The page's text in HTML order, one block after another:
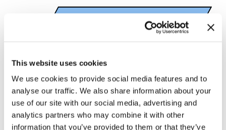
This website uses cookies
We use cookies to provide social media features and to
analyse our traffic. We also share information about your
use of our site with our social media, advertising and
analytics partners who may combine it with other
information that you’ve provided to them or that they’ve
Verwobene Welten”
Sonntag 16:30 – 17:30
16.8.26